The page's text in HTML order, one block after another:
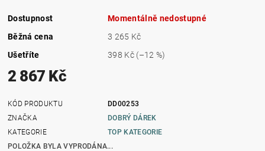
Dostupnost
Momentálně nedostupné
Běžná cena
3 265 Kč
Ušetříte
398 Kč (–12 %)
2 867 Kč
KÓD PRODUKTU
DD00253
ZNAČKA
DOBRÝ DÁREK
KATEGORIE
TOP KATEGORIE
POLOŽKA BYLA VYPRODÁNA...